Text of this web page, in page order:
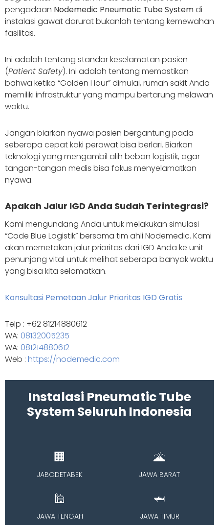
pengadaan Nodemedic Pneumatic Tube Systemdi
instalasi gawat darurat bukanlah tentang kemewahan
fasilitas.
Ini adalah tentang standar keselamatan pasien
(Patient Safety). Ini adalah tentang memastikan
bahwa ketika “Golden Hour” dimulai, rumah sakit Anda
memiliki infrastruktur yang mampu bertarung melawan
waktu.
Jangan biarkan nyawa pasien bergantung pada
seberapa cepat kaki perawat bisa berlari. Biarkan
teknologi yang mengambil alih beban logistik, agar
tangan-tangan medis bisa fokus menyelamatkan
nyawa.
Apakah Jalur IGD Anda Sudah Terintegrasi?
Kami mengundang Anda untuk melakukan simulasi
“Code Blue Logistik” bersama tim ahli Nodemedic. Kami
akan memetakan jalur prioritas dari IGD Anda ke unit
penunjang vital untuk melihat seberapa banyak waktu
yang bisa kita selamatkan.
Konsultasi Pemetaan Jalur Prioritas IGD Gratis
Telp : +62 81214880612
WA: 08132005235
WA: 081214880612
Web : https://nodemedic.com
Instalasi Pneumatic Tube
System Seluruh Indonesia
🏢
JABODETABEK
🌋
JAWA BARAT
🕌
JAWA TENGAH
🦈
JAWA TIMUR